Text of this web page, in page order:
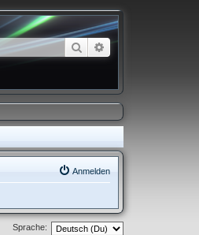
Suche Erweiterte Suche
Anmelden
Sprache: